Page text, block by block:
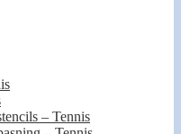
– Tennis